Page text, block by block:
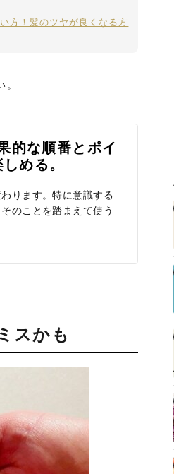
方！髪のツヤが良くなる方
的な順番とポイ
める。
ります。特に意識する
のことを踏まえて使う
スかも